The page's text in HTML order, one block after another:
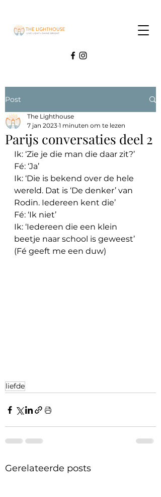
Post
Parijs conversaties deel 2
The Lighthouse
7 jan 2023 1 minuten om te lezen
Ik: ‘Zie je die man die daar zit?’
Fé: ‘Ja’
Ik: ‘Die is bekend over de hele
wereld. Dat is ‘De denker’ van
Rodin. Iedereen kent die’
Fé: ‘Ik niet’
Ik: ‘Iedereen die een klein
beetje naar school is geweest’
(Fé geeft me een duw)
liefde
Gerelateerde posts